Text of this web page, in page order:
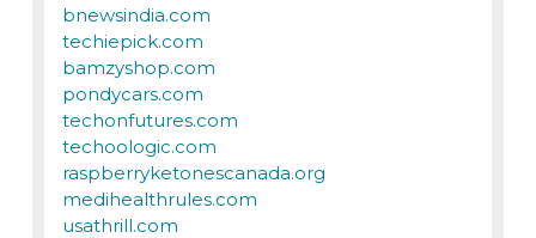
bnewsindia.com
techiepick.com
bamzyshop.com
pondycars.com
techonfutures.com
techoologic.com
raspberryketonescanada.org
medihealthrules.com
usathrill.com